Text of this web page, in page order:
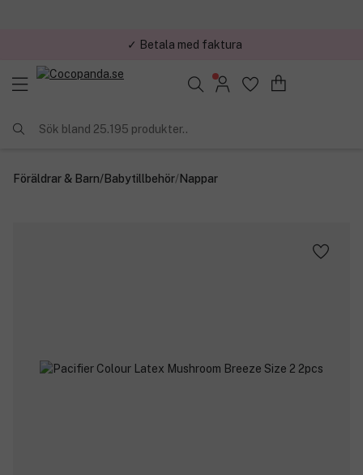
✓ Betala med faktura
Sök bland 25.195 produkter..
Föräldrar & Barn/Babytillbehör/Nappar